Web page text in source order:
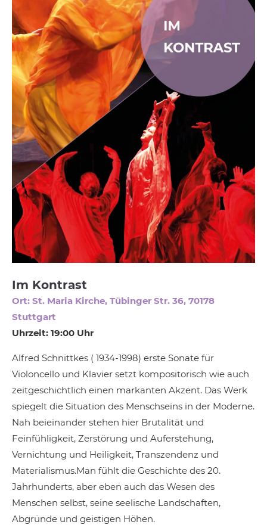
Im Kontrast
Ort: St. Maria Kirche, Tübinger Str. 36, 70178
Stuttgart
Uhrzeit: 19:00 Uhr
Alfred Schnittkes ( 1934-1998) erste Sonate für
Violoncello und Klavier setzt kompositorisch wie auch
zeitgeschichtlich einen markanten Akzent. Das Werk
spiegelt die Situation des Menschseins in der Moderne.
Nah beieinander stehen hier Brutalität und
Feinfühligkeit, Zerstörung und Auferstehung,
Vernichtung und Heiligkeit, Transzendenz und
Materialismus.Man fühlt die Geschichte des 20.
Jahrhunderts, aber eben auch das Wesen des
Menschen selbst, seine seelische Landschaften,
Abgründe und geistigen Höhen.